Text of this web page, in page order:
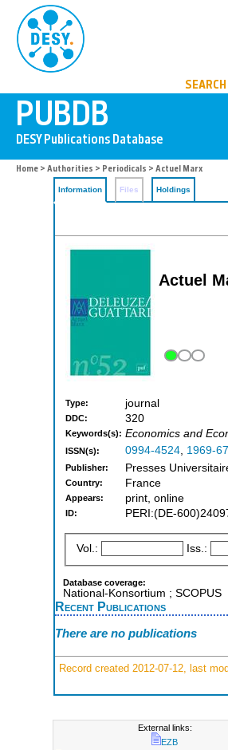
SEARCH
Home > Authorities > Periodicals > Actuel Marx
Information Files Holdings
Actuel
Type: journal
DDC: 320
Keywords(s): Economics and
ISSN(s): 0994-4524, 1969-
Publisher: Presses
Country: France
Appears: print, online
ID: PERI:(DE-
Vol.: Iss.:
Database coverage:
National-Konsortium ; SCOPUS
Recent Publications
There are no publications
Record created 2012-07-12, last
External links:
EZB